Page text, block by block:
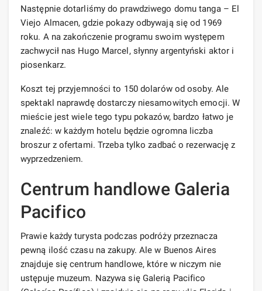
Następnie dotarliśmy do prawdziwego domu tanga – El
Viejo Almacen, gdzie pokazy odbywają się od 1969
roku. A na zakończenie programu swoim występem
zachwycił nas Hugo Marcel, słynny argentyński aktor i
piosenkarz.
Koszt tej przyjemności to 150 dolarów od osoby. Ale
spektakl naprawdę dostarczy niesamowitych emocji. W
mieście jest wiele tego typu pokazów, bardzo łatwo je
znaleźć: w każdym hotelu będzie ogromna liczba
broszur z ofertami. Trzeba tylko zadbać o rezerwację z
wyprzedzeniem.
Centrum handlowe Galeria
Pacifico
Prawie każdy turysta podczas podróży przeznacza
pewną ilość czasu na zakupy. Ale w Buenos Aires
znajduje się centrum handlowe, które w niczym nie
ustępuje muzeum. Nazywa się Galerią Pacifico